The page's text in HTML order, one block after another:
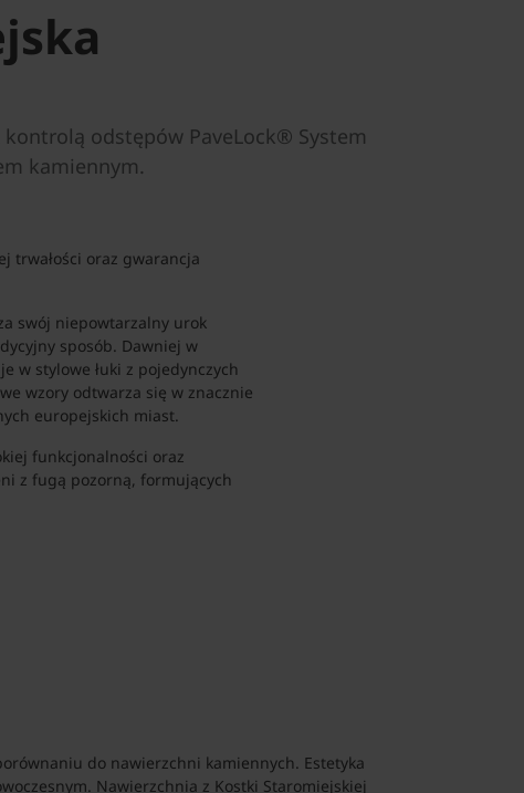
odstępów PaveLock® System
kamiennym.
trwałości oraz gwarancja
swój niepowtarzalny urok
sposób. Dawniej w
w stylowe łuki z pojedynczych
wzory odtwarza się w znacznie
europejskich miast.
funkcjonalności oraz
z fugą pozorną, formujących
do nawierzchni kamiennych. Estetyka
Nawierzchnia z Kostki Staromiejskiej